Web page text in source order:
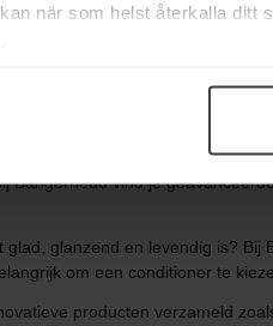
när som helst återkalla ditt
en is de tweede stap in
Denk eraan dat je je
het zijn dat je haar vettig
haar tijdens het reinigen en
Bangerhead vind je
glanzend en levendig is?
om een conditioner te
producten verzameld